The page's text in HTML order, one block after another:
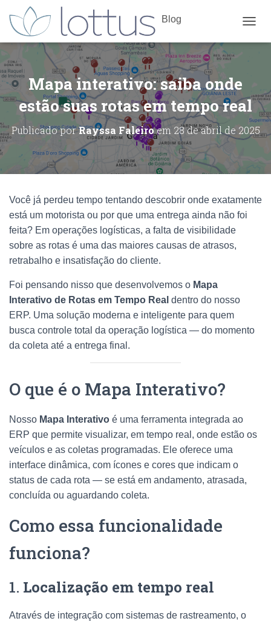
Blog
Mapa interativo: saiba onde
estão suas rotas em tempo real
Publicado porRayssa Faleiroem 28 de abril de 2025
Você já perdeu tempo tentando descobrir onde exatamente
está um motorista ou por que uma entrega ainda não foi
feita? Em operações logísticas, a falta de visibilidade
sobre as rotas é uma das maiores causas de atrasos,
retrabalho e insatisfação do cliente.
Foi pensando nisso que desenvolvemos o Mapa
Interativo de Rotas em Tempo Real dentro do nosso
ERP. Uma solução moderna e inteligente para quem
busca controle total da operação logística — do momento
da coleta até a entrega final.
O que é o Mapa Interativo?
Nosso Mapa Interativo é uma ferramenta integrada ao
ERP que permite visualizar, em tempo real, onde estão os
veículos e as coletas programadas. Ele oferece uma
interface dinâmica, com ícones e cores que indicam o
status de cada rota — se está em andamento, atrasada,
concluída ou aguardando coleta.
Como essa funcionalidade
funciona?
1. Localização em tempo real
Através de integração com sistemas de rastreamento, o